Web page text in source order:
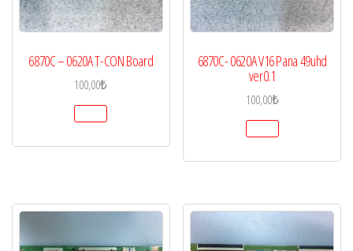
6870C – 0620A T-CON Board
100,00₺
6870C- 0620A V16 Pana 49uhd
ver0.1
100,00₺